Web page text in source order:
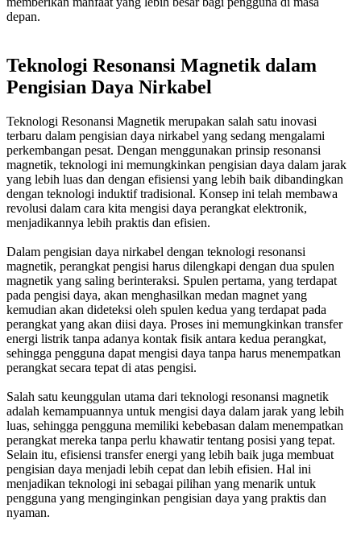
depan.
Teknologi Resonansi Magnetik dalam
Pengisian Daya Nirkabel
Teknologi Resonansi Magnetik merupakan salah satu inovasi
terbaru dalam pengisian daya nirkabel yang sedang mengalami
perkembangan pesat. Dengan menggunakan prinsip resonansi
magnetik, teknologi ini memungkinkan pengisian daya dalam jarak
yang lebih luas dan dengan efisiensi yang lebih baik dibandingkan
dengan teknologi induktif tradisional. Konsep ini telah membawa
revolusi dalam cara kita mengisi daya perangkat elektronik,
menjadikannya lebih praktis dan efisien.
Dalam pengisian daya nirkabel dengan teknologi resonansi
magnetik, perangkat pengisi harus dilengkapi dengan dua spulen
magnetik yang saling berinteraksi. Spulen pertama, yang terdapat
pada pengisi daya, akan menghasilkan medan magnet yang
kemudian akan dideteksi oleh spulen kedua yang terdapat pada
perangkat yang akan diisi daya. Proses ini memungkinkan transfer
energi listrik tanpa adanya kontak fisik antara kedua perangkat,
sehingga pengguna dapat mengisi daya tanpa harus menempatkan
perangkat secara tepat di atas pengisi.
Salah satu keunggulan utama dari teknologi resonansi magnetik
adalah kemampuannya untuk mengisi daya dalam jarak yang lebih
luas, sehingga pengguna memiliki kebebasan dalam menempatkan
perangkat mereka tanpa perlu khawatir tentang posisi yang tepat.
Selain itu, efisiensi transfer energi yang lebih baik juga membuat
pengisian daya menjadi lebih cepat dan lebih efisien. Hal ini
menjadikan teknologi ini sebagai pilihan yang menarik untuk
pengguna yang menginginkan pengisian daya yang praktis dan
nyaman.